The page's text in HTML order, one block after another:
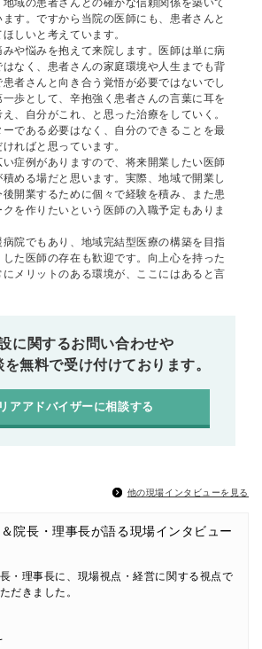
域の患者さんとの確かな信頼関係を築いて
す。ですから当院の医師にも、患者さんと
しいと考えています。
や悩みを抱えて来院します。医師は単に病
なく、患者さんの家庭環境や人生までも背
者さんと向き合う覚悟が必要ではないでし
歩として、辛抱強く患者さんの言葉に耳を
、自分がこれ、と思った治療をしていく。
である必要はなく、自分のできることを最
ればと思っています。
症例がありますので、将来開業したい医師
める場だと思います。実際、地域で開業し
開業するために個々で経験を積み、また患
を作りたいという医師の入職予定もありま
院でもあり、地域完結型医療の構築を目指
た医師の存在も歓迎です。向上心を持った
メリットのある環境が、ここにはあると言
に関するお問い合わせや
無料で受け付けております。
アアドバイザーに相談する
他の現場インタビューを見る
院長・理事長が語る現場インタビュー
・理事長に、現場視点・経営に関する視点で
だきました。